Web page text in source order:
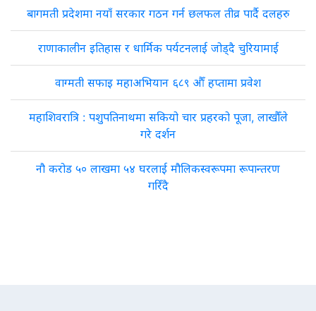
बागमती प्रदेशमा नयाँ सरकार गठन गर्न छलफल तीव्र पार्दै दलहरु
राणाकालीन इतिहास र धार्मिक पर्यटनलाई जोड्दै चुरियामाई
वाग्मती सफाइ महाअभियान ६८९ औँ हप्तामा प्रवेश
महाशिवरात्रि : पशुपतिनाथमा सकियो चार प्रहरको पूजा, लाखौँले
गरे दर्शन
नौ करोड ५० लाखमा ५४ घरलाई मौलिकस्वरूपमा रूपान्तरण
गरिँदै